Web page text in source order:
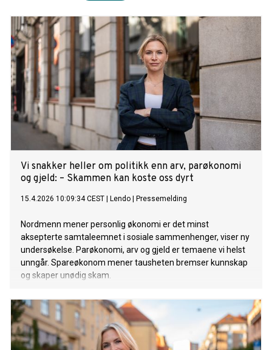
Vi snakker heller om politikk enn arv, parøkonomi
og gjeld: – Skammen kan koste oss dyrt
15.4.2026 10:09:34 CEST Lendo Pressemelding
Nordmenn mener personlig økonomi er det minst
aksepterte samtaleemnet i sosiale sammenhenger, viser ny
undersøkelse. Parøkonomi, arv og gjeld er temaene vi helst
unngår. Spareøkonom mener tausheten bremser kunnskap
og skaper unødig skam.